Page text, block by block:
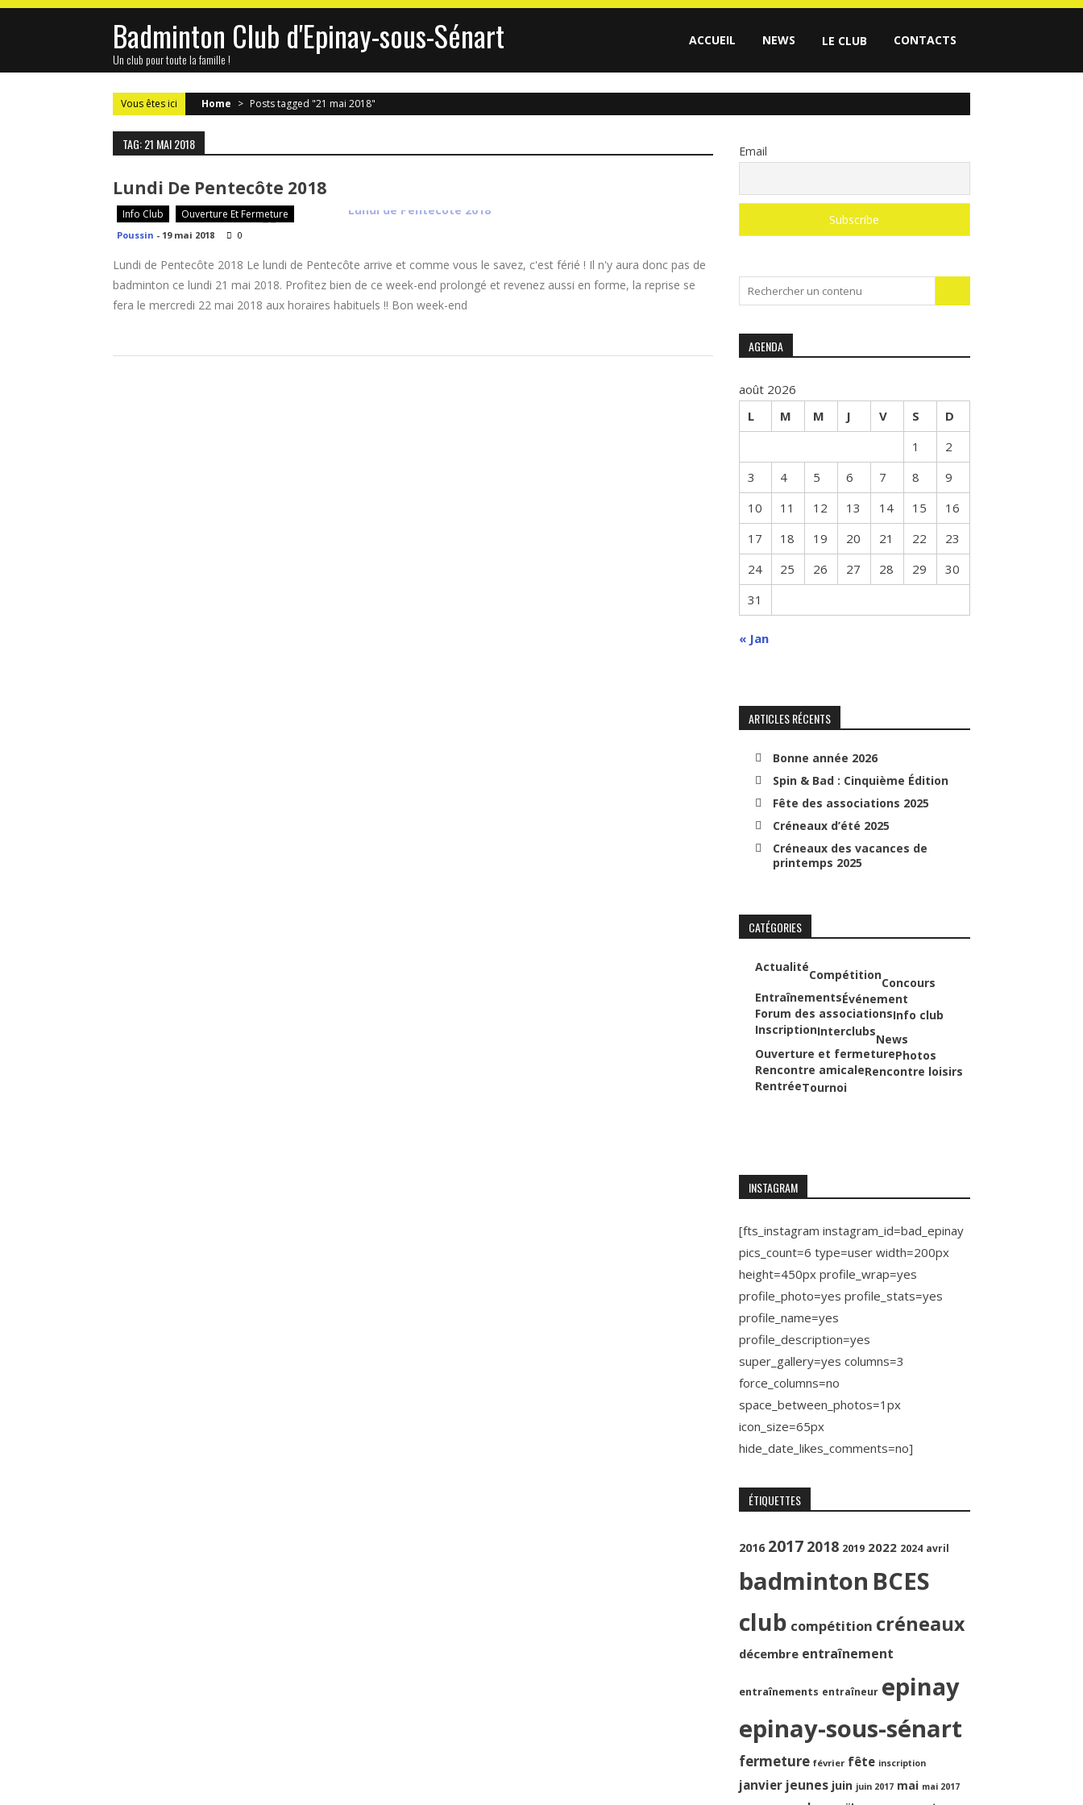
Skip
Badminton Club d'Epinay-sous-Sénart
Un club pour toute la famille !
ACCUEIL NEWS LE CLUB CONTACTS
Vous êtes ici Home > Posts tagged "21 mai 2018"
TAG: 21 MAI 2018
Lundi De Pentecôte 2018
Info Club Ouverture Et Fermeture
Poussin - 19 mai 2018 0
Lundi de Pentecôte 2018 Le lundi de Pentecôte arrive et comme vous le savez, c'est férié ! Il n'y aura donc pas de
badminton ce lundi 21 mai 2018. Profitez bien de ce week-end prolongé et revenez aussi en forme, la reprise se
fera le mercredi 22 mai 2018 aux horaires habituels !! Bon week-end
Email
for:
AGENDA
août 2026
L
M M J V S
D
1
2
3
4 5 6 7 8
9
10
11 12 13 14 15
16
17
18 19 20 21 22
23
24
25 26 27 28 29
30
31
« Jan
ARTICLES RÉCENTS
Bonne année 2026
Spin & Bad : Cinquième Édition
Fête des associations 2025
Créneaux d’été 2025
Créneaux des vacances de
printemps 2025
CATÉGORIES
Actualité
Compétition
Concours
EntraînementsÉvénement
Forum des associationsInfo club
InscriptionInterclubs
News
Ouverture et fermeturePhotos
Rencontre amicaleRencontre loisirs
RentréeTournoi
INSTAGRAM
[fts_instagram instagram_id=bad_epinay
pics_count=6 type=user width=200px
height=450px profile_wrap=yes
profile_photo=yes profile_stats=yes
profile_name=yes
profile_description=yes
super_gallery=yes columns=3
force_columns=no
space_between_photos=1px
icon_size=65px
hide_date_likes_comments=no]
ÉTIQUETTES
2016 2017 2018 2019 2022 2024 avril
badminton BCES
club compétition créneaux
décembre entraînement
entraînements entraîneur epinay
epinay-sous-sénart
fermeture février fête inscription
janvier jeunes juin juin 2017 mai mai 2017